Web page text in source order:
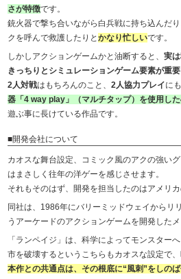
さが特徴です。
銃火器で撃ち合いながら白兵戦に持ち込んだ
クを呼んで救護したりとかなり忙しいです。
しかしアクションゲームかと油断すると、実
きっちりとシミュレーションゲーム要素が重要
2人対戦はもちろんのこと、2人協力プレイに
器「4 way play」（マルチタップ）を使用し
遊ぶ事に長けている作品です。
■開発会社について
カオスな舞台設定、コミック風のアクの強い
はまさしく往年の洋ゲーを感じさせます。
それもそのはず、開発を担当したのはアメリ
同社は、1986年にバリーミッドウェイからリ
うアーケードのアクションゲームを開発した
「ランペイジ」は、科学によってモンスター
市を破壊するというこちらもカオスな設定で
本作との共通点は、その根底に“風刺”をしの